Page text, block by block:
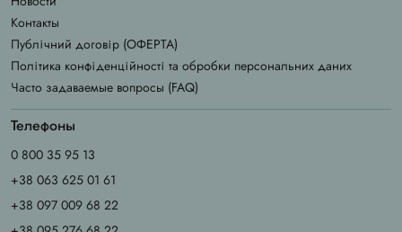
Контакты
Публічний договір (ОФЕРТА)
Політика конфіденційності та обробки персональних даних
Часто задаваемые вопросы (FAQ)
Телефоны
0 800 35 95 13
+38 063 625 01 61
+38 097 009 68 22